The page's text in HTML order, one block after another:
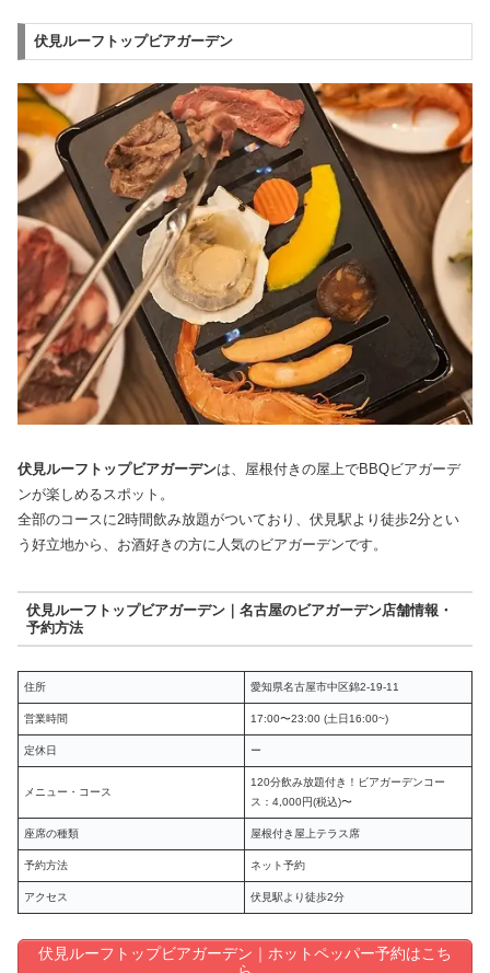
伏見ルーフトップビアガーデン
伏見ルーフトップビアガーデンは、屋根付きの屋上でBBQビアガーデ
ンが楽しめるスポット。
全部のコースに2時間飲み放題がついており、伏見駅より徒歩2分とい
う好立地から、お酒好きの方に人気のビアガーデンです。
伏見ルーフトップビアガーデン｜名古屋のビアガーデン店舗情報・
予約方法
住所 愛知県名古屋市中区錦2-19-11
営業時間 17:00〜23:00 (土日16:00~)
定休日 ー
メニュー・コース
120分飲み放題付き！ビアガーデンコー
ス：4,000円(税込)〜
座席の種類 屋根付き屋上テラス席
予約方法 ネット予約
アクセス 伏見駅より徒歩2分
伏見ルーフトップビアガーデン｜ホットペッパー予約はこち